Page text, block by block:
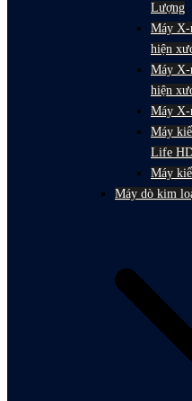
Lượng
Máy X-
hiện
Máy X-
hiện
Máy X-
Máy
Life
Máy
Máy dò kim